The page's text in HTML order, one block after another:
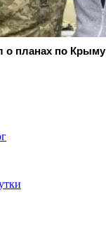
о планах по Крыму